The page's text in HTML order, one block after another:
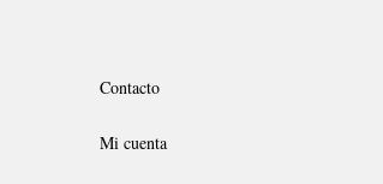
Contacto
Mi cuenta